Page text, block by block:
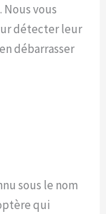
Nous vous
détecter leur
débarrasser
sous le nom
qui